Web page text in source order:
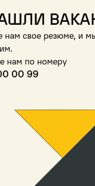
нам свое резюме, и
нам по номеру
00 99